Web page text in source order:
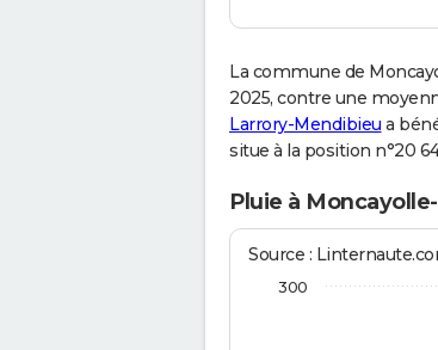
La commune de
2025, contre une
Larrory-Mendibieu a
situe à la position n°20
Pluie à
Source :
300